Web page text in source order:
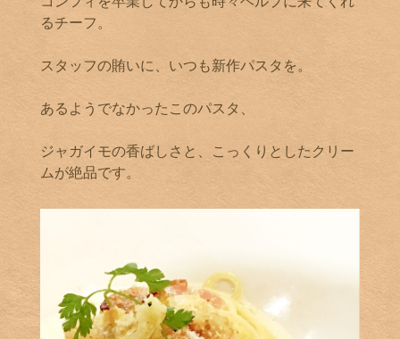
るチーフ。
スタッフの賄いに、いつも新作パスタを。
あるようでなかったこのパスタ、
ジャガイモの香ばしさと、こっくりとしたクリー
ムが絶品です。